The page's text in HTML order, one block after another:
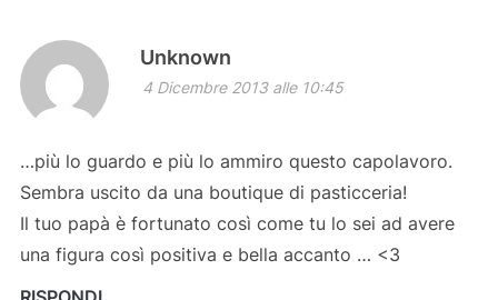
Unknown
4 Dicembre 2013 alle 10:45
…più lo guardo e più lo ammiro questo capolavoro.
Sembra uscito da una boutique di pasticceria!
Il tuo papà è fortunato così come tu lo sei ad avere
una figura così positiva e bella accanto … <3